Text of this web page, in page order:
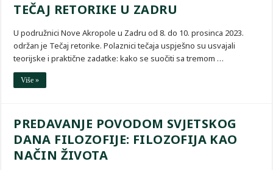
TEČAJ RETORIKE U ZADRU
U podružnici Nove Akropole u Zadru od 8. do 10. prosinca 2023.
održan je Tečaj retorike. Polaznici tečaja uspješno su usvajali
teorijske i praktične zadatke: kako se suočiti sa tremom …
Više »
PREDAVANJE POVODOM SVJETSKOG
DANA FILOZOFIJE: FILOZOFIJA KAO
NAČIN ŽIVOTA